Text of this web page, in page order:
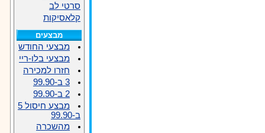
סרטי לב
קלאסיקות
מבצעים
מבצעי החודש
מבצעי בלו-ריי
חזרו למכירה
3 ב-99.90
2 ב-99.90
מבצע חיסול 5
ב-99.90
מהשכרה